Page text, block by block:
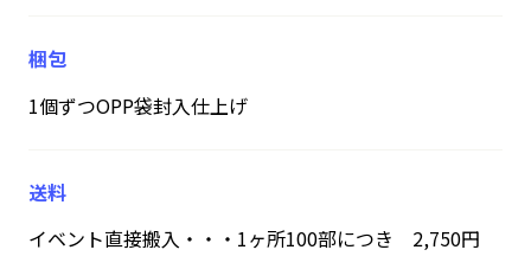
梱包
1個ずつOPP袋封入仕上げ
送料
イベント直接搬入・・・1ヶ所100部につき 2,750円